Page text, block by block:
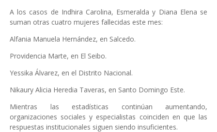
A los casos de Indhira Carolina, Esmeralda y Diana Elena se
suman otras cuatro mujeres fallecidas este mes:
Alfania Manuela Hernández, en Salcedo.
Providencia Marte, en El Seibo.
Yessika Álvarez, en el Distrito Nacional.
Nikaury Alicia Heredia Taveras, en Santo Domingo Este.
Mientras las estadísticas continúan aumentando,
organizaciones sociales y especialistas coinciden en que las
respuestas institucionales siguen siendo insuficientes.